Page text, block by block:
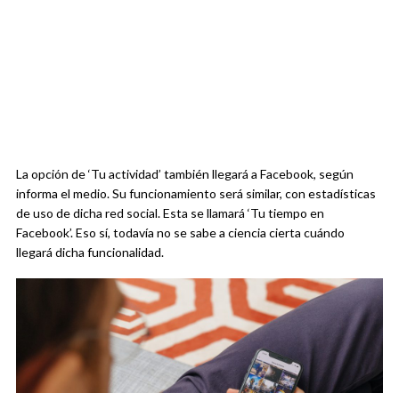
La opción de ‘Tu actividad’ también llegará a Facebook, según
informa el medio. Su funcionamiento será similar, con estadísticas
de uso de dicha red social. Esta se llamará ‘Tu tiempo en
Facebook’. Eso sí, todavía no se sabe a ciencia cierta cuándo
llegará dicha funcionalidad.